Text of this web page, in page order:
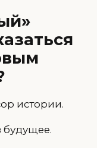
истории.
будущее.